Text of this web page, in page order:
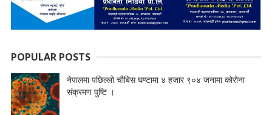
POPULAR POSTS
नेपालमा पछिल्लो चौबिस घण्टामा ४ हजार ९०४ जनामा कोरोना
संक्रमण पुष्टि ।